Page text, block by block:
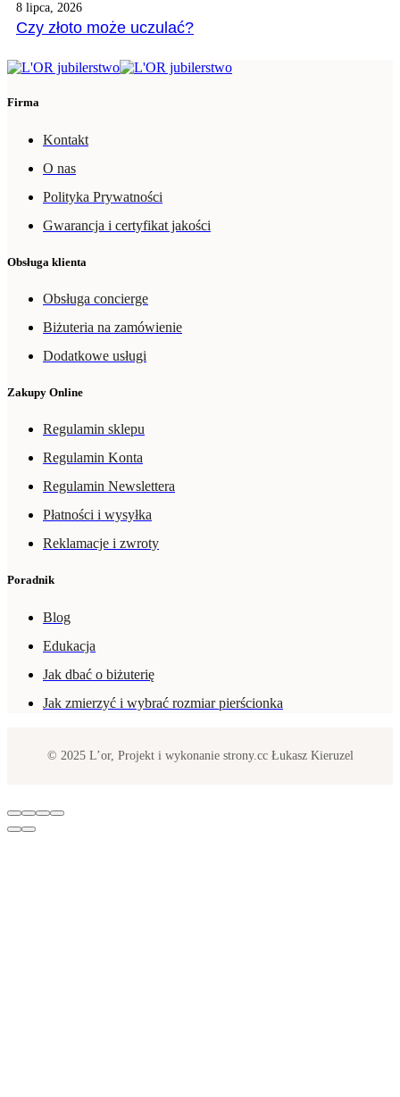
8 lipca, 2026
Czy złoto może uczulać?
Firma
Kontakt
O nas
Polityka Prywatności
Gwarancja i certyfikat jakości
Obsługa klienta
Obsługa concierge
Biżuteria na zamówienie
Dodatkowe usługi
Zakupy Online
Regulamin sklepu
Regulamin Konta
Regulamin Newslettera
Płatności i wysyłka
Reklamacje i zwroty
Poradnik
Blog
Edukacja
Jak dbać o biżuterię
Jak zmierzyć i wybrać rozmiar pierścionka
© 2025 L’or, Projekt i wykonanie strony.cc Łukasz Kieruzel